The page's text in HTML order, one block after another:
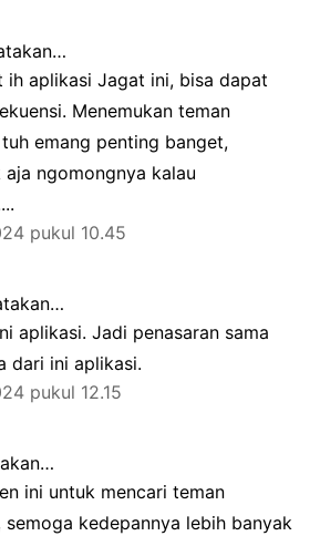
ih aplikasi Jagat ini, bisa dapat
Menemukan teman
emang penting banget,
aja ngomongnya kalau
pukul 10.45
aplikasi. Jadi penasaran sama
dari ini aplikasi.
pukul 12.15
ini untuk mencari teman
semoga kedepannya lebih banyak